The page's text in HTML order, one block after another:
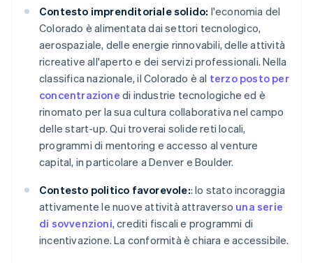
Contesto imprenditoriale solido: l'economia del
Colorado è alimentata dai settori tecnologico,
aerospaziale, delle energie rinnovabili, delle attività
ricreative all'aperto e dei servizi professionali. Nella
classifica nazionale, il Colorado è al terzo posto per
concentrazione di industrie tecnologiche ed è
rinomato per la sua cultura collaborativa nel campo
delle start-up. Qui troverai solide reti locali,
programmi di mentoring e accesso al venture
capital, in particolare a Denver e Boulder.
Contesto politico favorevole:: lo stato incoraggia
attivamente le nuove attività attraverso una serie
di sovvenzioni, crediti fiscali e programmi di
incentivazione. La conformità è chiara e accessibile.